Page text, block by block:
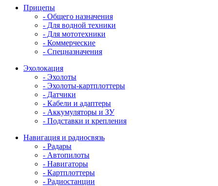
Прицепы
- Общего назначения
- Для водной техники
- Для мототехники
- Коммерческие
- Спецназначения
Эхолокация
- Эхолоты
- Эхолоты-картплоттеры
- Датчики
- Кабели и адаптеры
- Аккумуляторы и ЗУ
- Подставки и крепления
Навигация и радиосвязь
- Радары
- Автопилоты
- Навигаторы
- Картплоттеры
- Радиостанции